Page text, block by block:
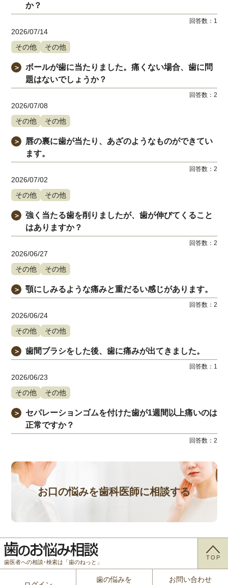
か？
回答数： 1
2026/07/14
その他
その他
＞
ボールが歯に当たりました。痛くない場合、歯に問
題はないでしょうか？
回答数： 2
2026/07/08
その他
その他
＞
唇の裏に歯が当たり、あざのようなものができてい
ます。
回答数： 2
2026/07/02
その他
その他
＞
強く当たる歯を削りましたが、歯が伸びてくること
はありますか？
回答数： 2
2026/06/27
その他
その他
＞ 顎にしみるような痛みと重だるい感じがあります。
回答数： 2
2026/06/24
その他
その他
＞ 歯間ブラシをした後、歯に痛みが出てきました。
回答数： 1
2026/06/23
その他
その他
＞
セパレーションゴムを付けた歯が1週間以上痛いのは
正常ですか？
回答数： 2
お口の悩みを歯科医師に相談する
歯医者への相談･検索は「歯のねっと」
TOP
歯の悩みを お問い合わせ